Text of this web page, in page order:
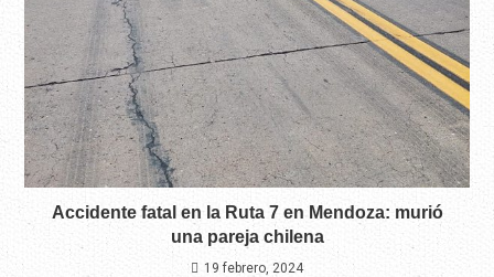
Accidente fatal en la Ruta 7 en Mendoza: murió
una pareja chilena
19 febrero, 2024